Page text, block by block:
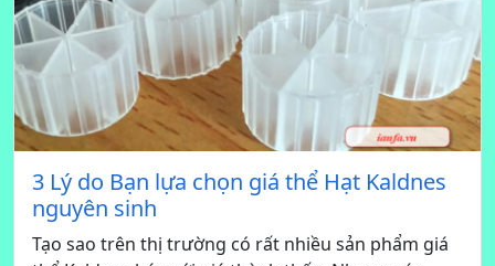
3 Lý do Bạn lựa chọn giá thể Hạt Kaldnes
nguyên sinh
Tạo sao trên thị trường có rất nhiều sản phẩm giá